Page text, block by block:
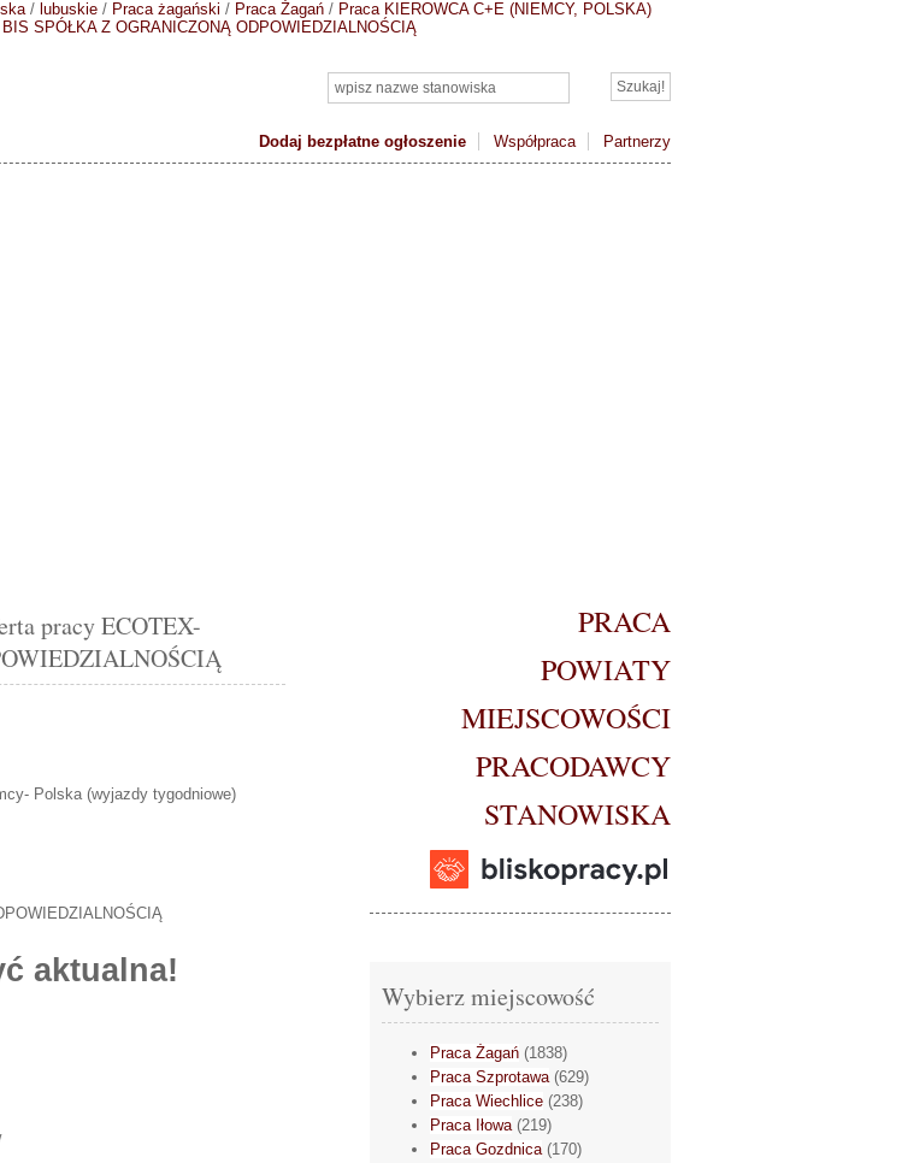
Dodaj bezpłatne ogłoszenie Współpraca Partnerzy
/ lubuskie / Praca żagański / Praca Żagań / Praca KIEROWCA C+E (NIEMCY, POLSKA)
SPÓŁKA Z OGRANICZONĄ ODPOWIEDZIALNOŚCIĄ
pracy ECOTEX-
Polska (wyjazdy tygodniowe)
aktualna!
PRACA
POWIATY
MIEJSCOWOŚCI
PRACODAWCY
STANOWISKA
Wybierz miejscowość
Praca Żagań (1838)
Praca Szprotawa(629)
Praca Wiechlice (238)
Praca Iłowa(219)
Praca Gozdnica(170)